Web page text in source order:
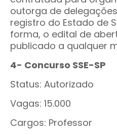
outorga de
registro do Estado de
forma, o edital de
publicado a qualquer
4- Concurso SSE-SP
Status: Autorizado
Vagas: 15.000
Cargos: Professor